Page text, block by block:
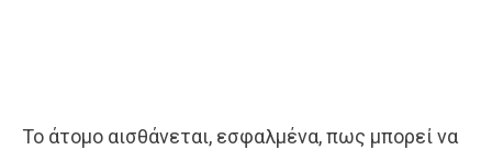
Το άτομο αισθάνεται, εσφαλμένα, πως μπορεί να